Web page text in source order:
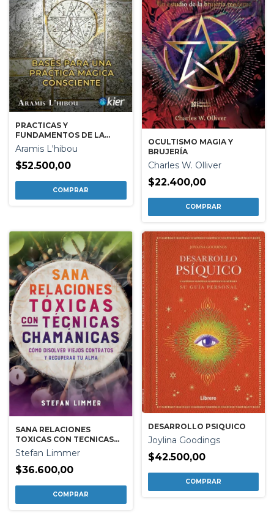
PRACTICAS Y
FUNDAMENTOS DE LA
MAGIA
Aramis L'hibou
$52.500,00
OCULTISMO MAGIA Y
BRUJERÍA
Charles W. Olliver
$22.400,00
SANA RELACIONES
TOXICAS CON TECNICAS
CHAMANICAS
Stefan Limmer
$36.600,00
DESARROLLO PSIQUICO
Joylina Goodings
$42.500,00